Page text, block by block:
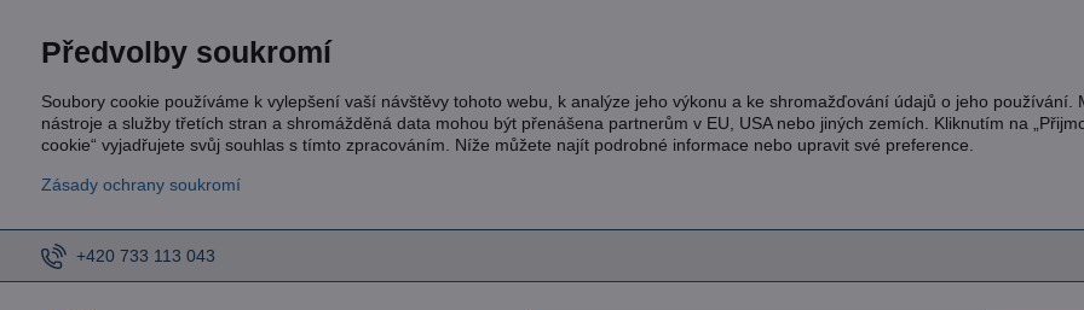
+420 733 113 043
Předvolby soukromí
Soubory cookie používáme k vylepšení vaší návštěvy tohoto webu, k analýze jeho výkonu a ke shromažďování údajů o jeho používání.
nástroje a služby třetích stran a shromážděná data mohou být přenášena partnerům v EU, USA nebo jiných zemích. Kliknutím na
cookie“ vyjadřujete svůj souhlas s tímto zpracováním. Níže můžete najít podrobné informace nebo upravit své preference.
Zásady ochrany soukromí